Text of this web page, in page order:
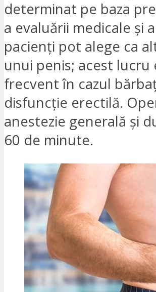
determinat pe baza
a evaluării medicale și
pacienți pot alege ca
unui penis; acest
frecvent în cazul
disfuncție erectilă.
anestezie generală și
60 de minute.